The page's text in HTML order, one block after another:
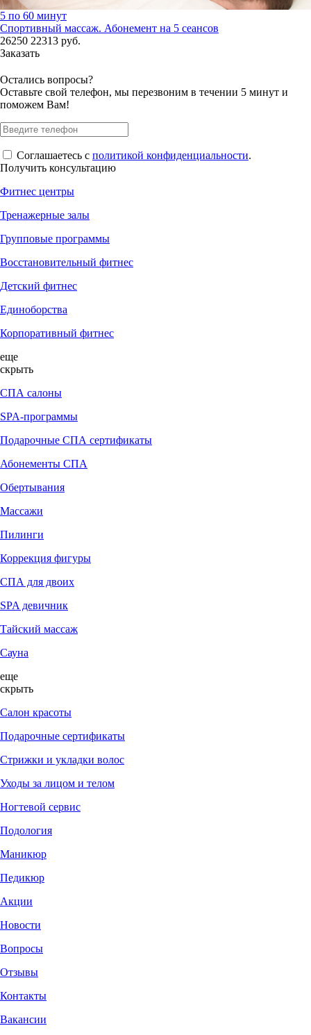
5 по 60 минут
Спортивный массаж. Абонемент на 5 сеансов
26250 22313 руб.
Заказать
Остались вопросы?
Оставьте свой телефон, мы перезвоним в течении 5 минут и
поможем Вам!
Соглашаетесь с политикой конфиденциальности.
Получить консультацию
Фитнес центры
Тренажерные залы
Групповые программы
Восстановительный фитнес
Детский фитнес
Единоборства
Корпоративный фитнес
еще
скрыть
СПА салоны
SPA-программы
Подарочные СПА сертификаты
Абонементы СПА
Обертывания
Массажи
Пилинги
Коррекция фигуры
СПА для двоих
SPA девичник
Тайский массаж
Сауна
еще
скрыть
Салон красоты
Подарочные сертификаты
Стрижки и укладки волос
Уходы за лицом и телом
Ногтевой сервис
Подология
Маникюр
Педикюр
Акции
Новости
Вопросы
Отзывы
Контакты
Вакансии